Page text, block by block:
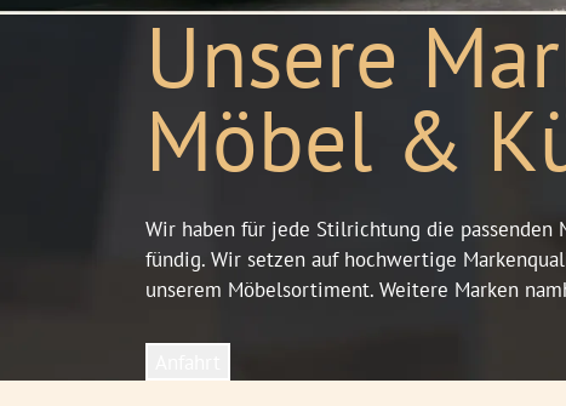
Unsere
Möbel &
Wir haben für jede Stilrichtung die passenden
fündig. Wir setzen auf hochwertige
unserem Möbelsortiment. Weitere Marken